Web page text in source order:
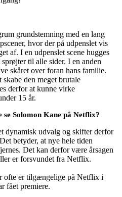
grundstemning med en lang
hvor der på udpenslet vis
af. I en udpenslet scene hugges
til alle sider. I en anden
skåret over foran hans familie.
den meget brutale
derfor at kunne virke
15 år.
Solomon Kane på Netflix?
dynamisk udvalg og skifter derfor
betyder, at nye hele tiden
Det kan derfor være årsagen
er forsvundet fra Netflix.
ofte er tilgængelige på Netflix i
fået premiere.